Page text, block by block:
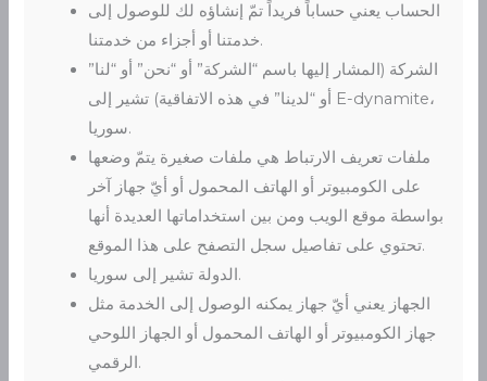
الحساب يعني حساباً فريداً تمّ إنشاؤه لك للوصول إلى
خدمتنا أو أجزاء من خدمتنا.
الشركة (المشار إليها باسم “الشركة” أو “نحن” أو “لنا”
أو “لدينا” في هذه الاتفاقية) تشير إلى E-dynamite،
سوريا.
ملفات تعريف الارتباط هي ملفات صغيرة يتمّ وضعها
على الكومبيوتر أو الهاتف المحمول أو أيّ جهاز آخر
بواسطة موقع الويب ومن بين استخداماتها العديدة أنها
تحتوي على تفاصيل سجل التصفح على هذا الموقع.
الدولة تشير إلى سوريا.
الجهاز يعني أيّ جهاز يمكنه الوصول إلى الخدمة مثل
جهاز الكومبيوتر أو الهاتف المحمول أو الجهاز اللوحي
الرقمي.